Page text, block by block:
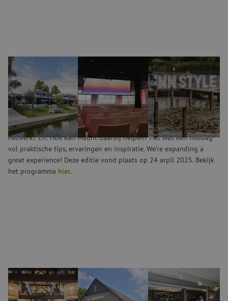
Data Day #8
Een ode aan de technieker (en alle bouwers van
glasvezelnetwerken)! Op de achtste editie van Data Day deelden we
tips & tricks om het werk makkelijk, efficiënter en zelfs leuker te
maken. We zijn de diepte in gegaan met alle makers, van technieker
tot projectleider. Wat komen zij zoal tegen bij de aanleg van een
netwerk? En: Hoe kan Maunt daarbij helpen? Het was een middag
vol praktische tips, ervaringen en inspiratie. We’re expanding a
great experience! Deze editie vond plaats op 24 arpil 2025. Bekijk
het programma hier.
Data Day #7
De toekomst is dichterbij dan je denkt. Steeds als je denkt dat je er